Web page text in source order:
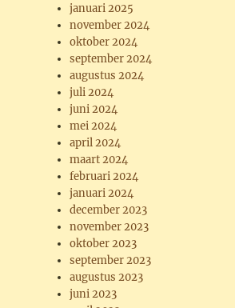
januari 2025
november 2024
oktober 2024
september 2024
augustus 2024
juli 2024
juni 2024
mei 2024
april 2024
maart 2024
februari 2024
januari 2024
december 2023
november 2023
oktober 2023
september 2023
augustus 2023
juni 2023